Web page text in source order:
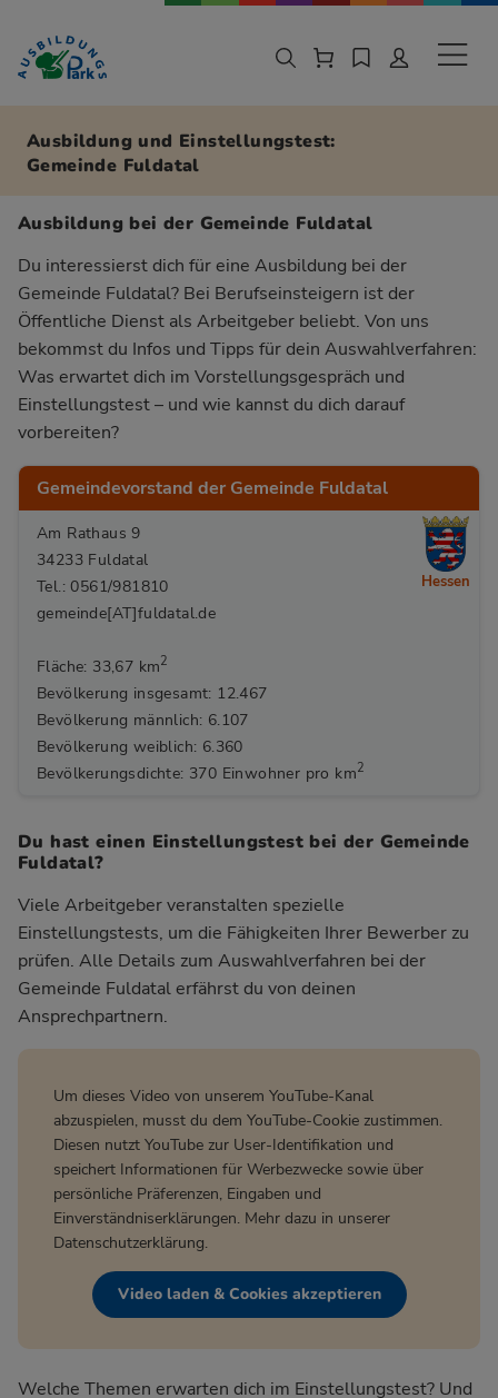
Zur Navigation springen
Zu den Hauptinhalten springen
Ausbildung und Einstellungstest:
Gemeinde Fuldatal
Ausbildung bei der Gemeinde Fuldatal
Du interessierst dich für eine Ausbildung bei der
Gemeinde Fuldatal? Bei Berufseinsteigern ist der
Öffentliche Dienst als Arbeitgeber beliebt. Von uns
bekommst du Infos und Tipps für dein Auswahlverfahren:
Was erwartet dich im Vorstellungsgespräch und
Einstellungstest – und wie kannst du dich darauf
vorbereiten?
Gemeindevorstand der Gemeinde Fuldatal
Am Rathaus 9
34233 Fuldatal
Tel.: 0561/981810
gemeinde[AT]fuldatal.de
Fläche: 33,67 km2
Bevölkerung insgesamt: 12.467
Bevölkerung männlich: 6.107
Bevölkerung weiblich: 6.360
Bevölkerungsdichte: 370 Einwohner pro km2
Hessen
Du hast einen Einstellungstest bei der Gemeinde
Fuldatal?
Viele Arbeitgeber veranstalten spezielle
Einstellungstests, um die Fähigkeiten Ihrer Bewerber zu
prüfen. Alle Details zum Auswahlverfahren bei der
Gemeinde Fuldatalerfährst du von deinen
Ansprechpartnern.
Um dieses Video von unserem YouTube-Kanal
abzuspielen, musst du dem YouTube-Cookie zustimmen.
Diesen nutzt YouTube zur User-Identifikation und
speichert Informationen für Werbezwecke sowie über
persönliche Präferenzen, Eingaben und
Einverständniserklärungen. Mehr dazu in unserer
Datenschutzerklärung.
Video laden & Cookies akzeptieren
Welche Themen erwarten dich im Einstellungstest? Und